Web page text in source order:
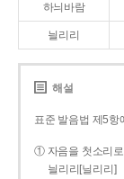
하늬바람
늴리리
해설
표준 발음법 제5항
① 자음을 첫소리로
늴리리[닐리리]